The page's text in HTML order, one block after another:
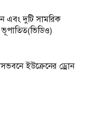
এবং দুটি সামরিক
ইউক্রেনের ড্রোন